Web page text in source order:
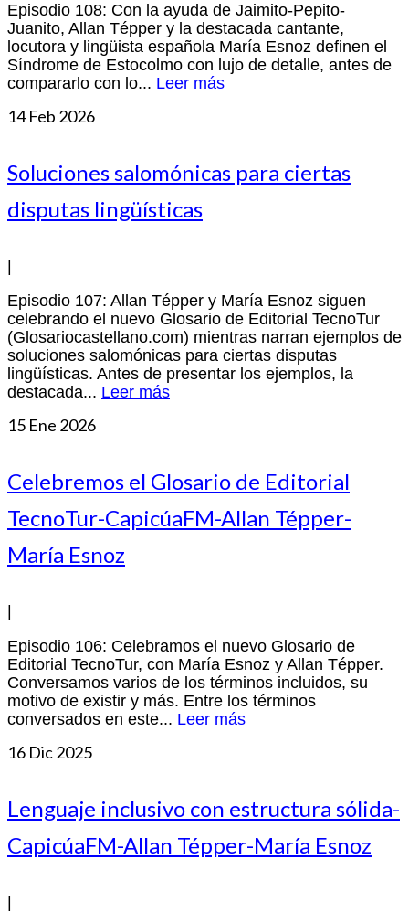
Episodio 108: Con la ayuda de Jaimito-Pepito-
Juanito, Allan Tépper y la destacada cantante,
locutora y lingüista española María Esnoz definen el
Síndrome de Estocolmo con lujo de detalle, antes de
compararlo con lo... Leer más
14Feb 2026
Soluciones salomónicas para ciertas
disputas lingüísticas
Episodio 107: Allan Tépper y María Esnoz siguen
celebrando el nuevo Glosario de Editorial TecnoTur
(Glosariocastellano.com) mientras narran ejemplos de
soluciones salomónicas para ciertas disputas
lingüísticas. Antes de presentar los ejemplos, la
destacada... Leer más
15 Ene 2026
Celebremos el Glosario de Editorial
TecnoTur-CapicúaFM-Allan Tépper-
María Esnoz
Episodio 106: Celebramos el nuevo Glosario de
Editorial TecnoTur, con María Esnoz y Allan Tépper.
Conversamos varios de los términos incluidos, su
motivo de existir y más. Entre los términos
conversados en este... Leer más
16 Dic 2025
Lenguaje inclusivo con estructura sólida-
CapicúaFM-Allan Tépper-María Esnoz
|